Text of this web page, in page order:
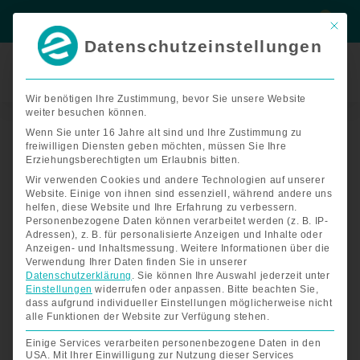
springen
ATTO
Rückenkissen
mit
Sicherheitsgurt
Menge
Mit
Datenschutzeinstellungen
Wir benötigen Ihre Zustimmung, bevor Sie unsere Website
weiter besuchen können.
Wenn Sie unter 16 Jahre alt sind und Ihre Zustimmung zu
freiwilligen Diensten geben möchten, müssen Sie Ihre
Erziehungsberechtigten um Erlaubnis bitten.
Wir verwenden Cookies und andere Technologien auf unserer
Website. Einige von ihnen sind essenziell, während andere uns
helfen, diese Website und Ihre Erfahrung zu verbessern.
Personenbezogene Daten können verarbeitet werden (z. B. IP-
Adressen), z. B. für personalisierte Anzeigen und Inhalte oder
Anzeigen- und Inhaltsmessung. Weitere Informationen über die
Verwendung Ihrer Daten finden Sie in unserer
Datenschutzerklärung . Sie können Ihre Auswahl jederzeit unter
Einstellungen widerrufen oder anpassen. Bitte beachten Sie,
dass aufgrund individueller Einstellungen möglicherweise nicht
alle Funktionen der Website zur Verfügung stehen.
Einige Services verarbeiten personenbezogene Daten in den
USA. Mit Ihrer Einwilligung zur Nutzung dieser Services